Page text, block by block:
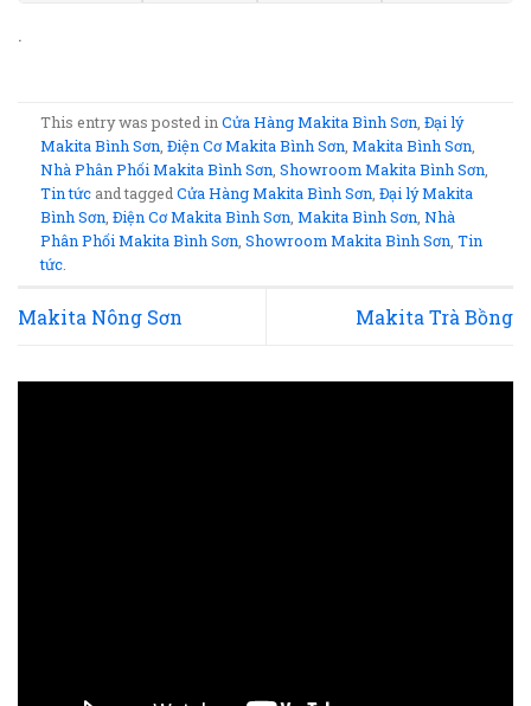
.
This entry was posted inCửa Hàng Makita Bình Sơn,Đại lý
Makita Bình Sơn,Điện Cơ Makita Bình Sơn,Makita Bình Sơn,
Nhà Phân Phối Makita Bình Sơn,Showroom Makita Bình Sơn,
Tin tức and taggedCửa Hàng Makita Bình Sơn,Đại lý Makita
Bình Sơn,Điện Cơ Makita Bình Sơn,Makita Bình Sơn,Nhà
Phân Phối Makita Bình Sơn,Showroom Makita Bình Sơn,Tin
tức.
Makita Nông Sơn Makita Trà Bồng